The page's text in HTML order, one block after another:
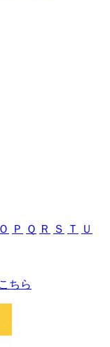
Ｏ Ｐ Ｑ Ｒ Ｓ Ｔ
Ｕ
ちら